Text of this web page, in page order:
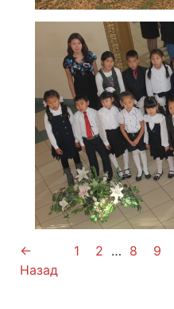
←
Назад
1 2 … 8 9